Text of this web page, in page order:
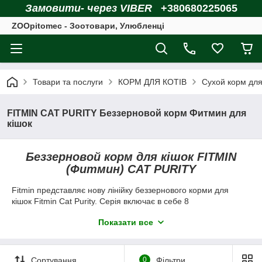
Замовити- через VIBER +380680225065
ZOOpitomec - Зоотовари, Улюбленці
Товари та послуги КОРМ ДЛЯ КОТІВ Сухой корм
FITMIN CAT PURITY Беззерновой корм Фитмин для
кішок
Беззерновой корм для кішок FITMIN
(Фитмин) CAT PURITY
Fitmin представляє нову лінійку беззернового корми для
кішок Fitmin Cat Purity. Серія включає в себе 8
Dental — для оздоровлення порожнини рота;
Hairball — для виведення шерсті через кишечник і
запобігання волосяних грудок;
Показати все
Сортування 0 Фільтри